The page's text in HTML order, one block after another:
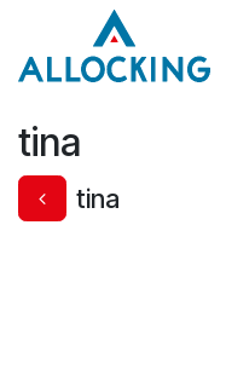
Overslaan naar inhoud
tina
tina